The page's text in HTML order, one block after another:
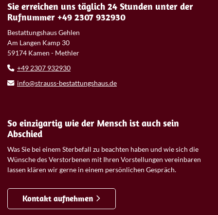
Sie erreichen uns täglich 24 Stunden unter der
Rufnummer +49 2307 932930
Bestattungshaus Gehlen
Am Langen Kamp 30
59174 Kamen - Methler
+49 2307 932930
info@strauss-bestattungshaus.de
So einzigartig wie der Mensch ist auch sein
Abschied
Was Sie bei einem Sterbefall zu beachten haben und wie sich die
Wünsche des Verstorbenen mit Ihren Vorstellungen vereinbaren
lassen klären wir gerne in einem persönlichen Gespräch.
Kontakt aufnehmen